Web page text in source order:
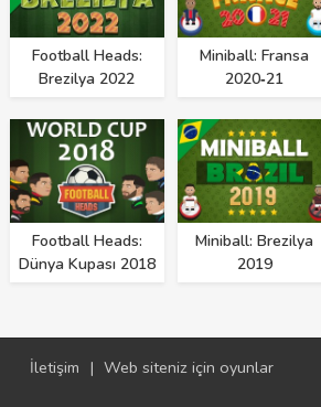
Football Heads:
Brezilya 2022
Miniball: Fransa
2020‑21
Football Heads:
Dünya Kupası 2018
Miniball: Brezilya
2019
İletişim | Web siteniz için oyunlar